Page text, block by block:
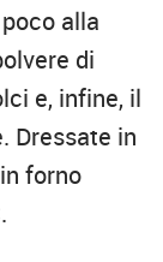
alla
di
e, infine, il
Dressate in
forno